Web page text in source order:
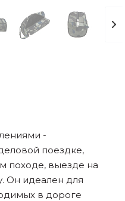
-
поездке,
походе, выезде на
Он идеален для
в дороге